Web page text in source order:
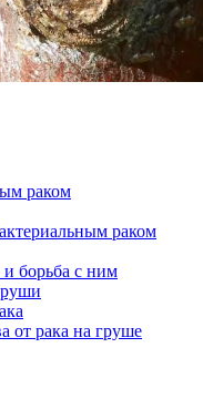
раком
раком
борьба с ним
от рака на груше